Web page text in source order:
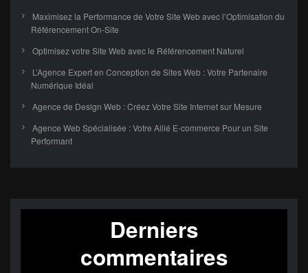
Maximisez la Performance de Votre Site Web avec l’Optimisation du
Référencement On-Site
Optimisez votre Site Web avec le Référencement Naturel
L’Agence Expert en Conception de Sites Web : Votre Partenaire
Numérique Idéal
Agence de Design Web : Créez Votre Site Internet sur Mesure
Agence Web Spécialisée : Votre Allié E-commerce Pour un Site
Performant
Derniers
commentaires